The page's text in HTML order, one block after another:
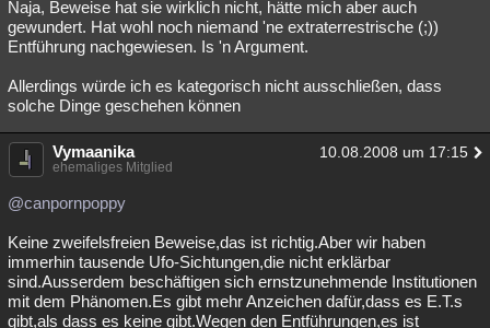
Naja, Beweise hat sie wirklich nicht, hätte mich aber auch
gewundert. Hat wohl noch niemand 'ne extraterrestrische (;))
Entführung nachgewiesen. Is 'n Argument.
Allerdings würde ich es kategorisch nicht ausschließen, dass
solche Dinge geschehen können
Vymaanika 10.08.2008 um 17:15
ehemaliges Mitglied
@canpornpoppy
Keine zweifelsfreien Beweise,das ist richtig.Aber wir haben
immerhin tausende Ufo-Sichtungen,die nicht erklärbar
sind.Ausserdem beschäftigen sich ernstzunehmende Institutionen
mit dem Phänomen.Es gibt mehr Anzeichen dafür,dass es E.T.s
gibt,als dass es keine gibt.Wegen den Entführungen,es ist